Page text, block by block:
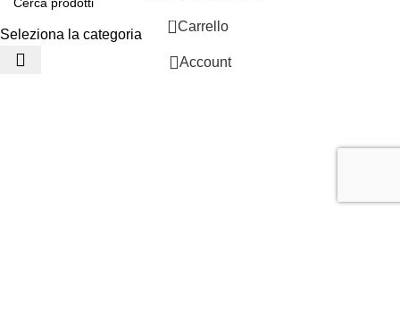
Seleziona la categoria
0 Carrello
Account